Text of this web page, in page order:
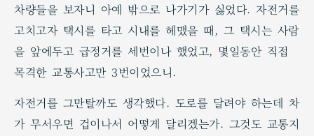
차량들을 보자니 아예 밖으로 나가기가 싫었다. 자전거를
고치고자 택시를 타고 시내를 헤맸을 때, 그 택시는 사람
을 앞에두고 급정거를 세번이나 했었고, 몇일동안 직접
목격한 교통사고만 3번이었으니.
자전거를 그만탈까도 생각했다. 도로를 달려야 하는데 차
가 무서우면 겁이나서 어떻게 달리겠는가. 그것도 교통지